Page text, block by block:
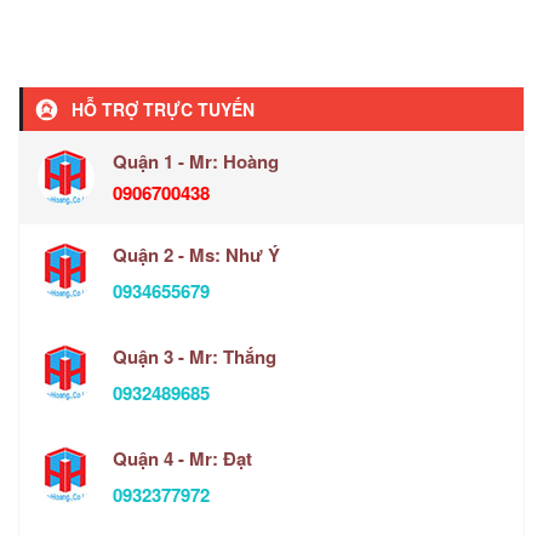
HỖ TRỢ TRỰC TUYẾN
Quận 1 - Mr: Hoàng
0906700438
Quận 2 - Ms: Như Ý
0934655679
Quận 3 - Mr: Thắng
0932489685
Quận 4 - Mr: Đạt
0932377972